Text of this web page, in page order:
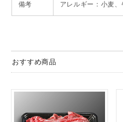
備考 アレルギー：小麦、
おすすめ商品